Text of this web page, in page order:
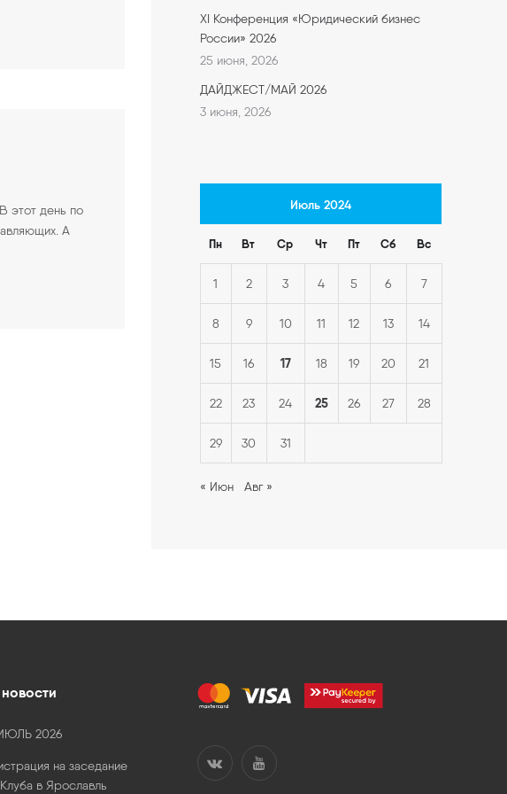
В этот день по
А
XI Конференция «Юридический бизнес
России» 2026
25 июня, 2026
ДАЙДЖЕСТ/МАЙ 2026
3 июня, 2026
Июль 2024
Пн Вт Ср Чт Пт Сб Вс
1 2 3 4 5 6 7
8 9 10 11 12 13 14
15 16 17 18 19 20 21
22 23 24 25 26 27 28
29 30 31
« Июн Авг »
2026
на заседание
в Ярославль